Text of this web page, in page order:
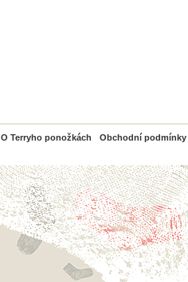
O Terryho ponožkách Obchodní podmínky
PayPal